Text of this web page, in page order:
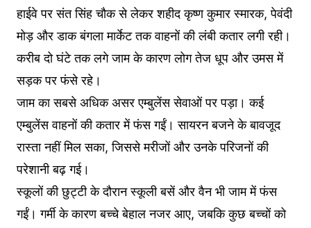
हाईवे पर संत सिंह चौक से लेकर शहीद कृष्ण कुमार स्मारक, पेवंदी
मोड़ और डाक बंगला मार्केट तक वाहनों की लंबी कतार लगी रही।
करीब दो घंटे तक लगे जाम के कारण लोग तेज धूप और उमस में
सड़क पर फंसे रहे।
जाम का सबसे अधिक असर एम्बुलेंस सेवाओं पर पड़ा। कई
एम्बुलेंस वाहनों की कतार में फंस गईं। सायरन बजने के बावजूद
रास्ता नहीं मिल सका, जिससे मरीजों और उनके परिजनों की
परेशानी बढ़ गई।
स्कूलों की छुट्टी के दौरान स्कूली बसें और वैन भी जाम में फंस
गईं। गर्मी के कारण बच्चे बेहाल नजर आए, जबकि कुछ बच्चों को